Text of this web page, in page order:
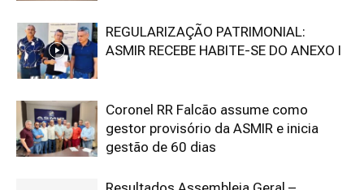
REGULARIZAÇÃO PATRIMONIAL:
ASMIR RECEBE HABITE-SE DO ANEXO I
Coronel RR Falcão assume como
gestor provisório da ASMIR e inicia
gestão de 60 dias